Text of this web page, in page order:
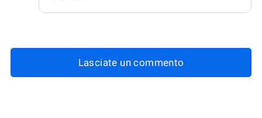
Lasciate un commento